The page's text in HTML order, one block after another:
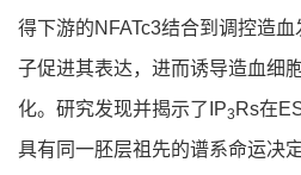
得下游的NFATc3结合到调控造
子促进其表达，进而诱导造血细
化。研究发现并揭示了IP3 Rs在
具有同一胚层祖先的谱系命运决